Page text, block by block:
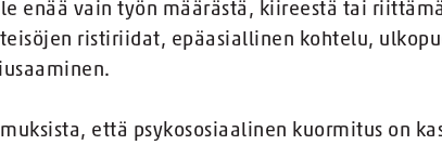
enää vain työn määrästä, kiireestä tai
ristiriidat, epäasiallinen kohtelu,
että psykososiaalinen kuormitus on